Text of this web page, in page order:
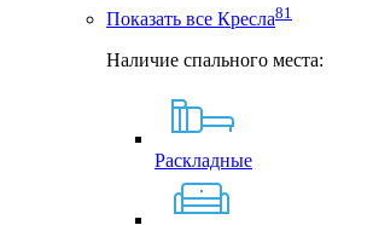
Показать все Кресла81
Наличие спального места:
Раскладные